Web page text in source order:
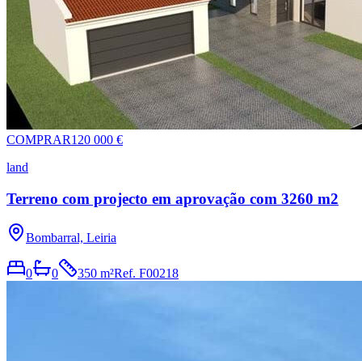
COMPRAR120 000 €
land
Terreno com projecto em aprovação com 3260 m2
Bombarral, Leiria
0 0 350 m²Ref. F00218